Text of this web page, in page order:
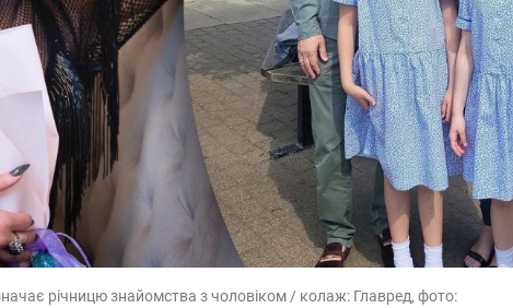
річницю знайомства з чоловіком / колаж: Главред, фото: